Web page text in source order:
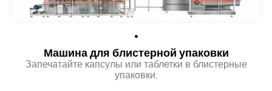
Запечатайте капсулы или таблетки в блистерные
упаковки.